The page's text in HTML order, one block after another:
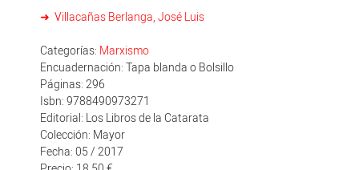
Villacañas Berlanga, José Luis
Categorías: Marxismo
Encuadernación: Tapa blanda o Bolsillo
Páginas: 296
Isbn: 9788490973271
Editorial: Los Libros de la Catarata
Colección: Mayor
Fecha: 05 / 2017